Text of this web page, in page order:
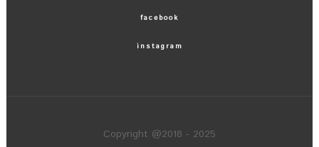
facebook
instagram
Copyright @2018 - 2025